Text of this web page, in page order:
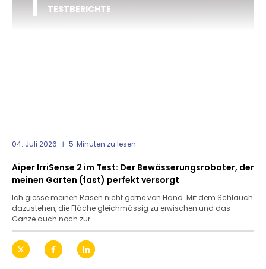
TESTBERICHTE
04. Juli 2026 5 Minuten zu lesen
Aiper IrriSense 2 im Test: Der Bewässerungsroboter, der
meinen Garten (fast) perfekt versorgt
Ich giesse meinen Rasen nicht gerne von Hand. Mit dem Schlauch
dazustehen, die Fläche gleichmässig zu erwischen und das
Ganze auch noch zur ...